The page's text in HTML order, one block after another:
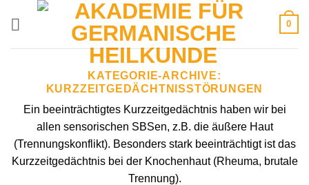
0
KATEGORIE-ARCHIVE:
KURZZEITGEDÄCHTNISSTÖRUNGEN
Ein beeinträchtigtes Kurzzeitgedächtnis haben wir bei
allen sensorischen SBSen, z.B. die äußere Haut
(Trennungskonflikt). Besonders stark beeinträchtigt ist das
Kurzzeitgedächtnis bei der Knochenhaut (Rheuma, brutale
Trennung).